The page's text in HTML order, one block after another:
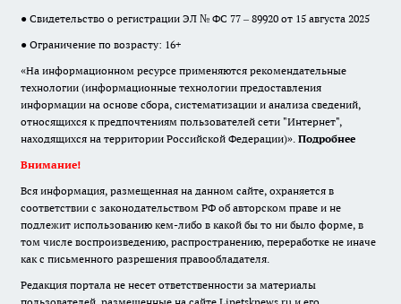
● Свидетельство о регистрации ЭЛ № ФС 77 – 89920 от 15 августа 2025
● Ограничение по возрасту: 16+
«На информационном ресурсе применяются рекомендательные
технологии (информационные технологии предоставления
информации на основе сбора, систематизации и анализа сведений,
относящихся к предпочтениям пользователей сети "Интернет",
находящихся на территории Российской Федерации)». Подробнее
Внимание!
Вся информация, размещенная на данном сайте, охраняется в
соответствии с законодательством РФ об авторском праве и не
подлежит использованию кем-либо в какой бы то ни было форме, в
том числе воспроизведению, распространению, переработке не иначе
как с письменного разрешения правообладателя.
Редакция портала не несет ответственности за материалы